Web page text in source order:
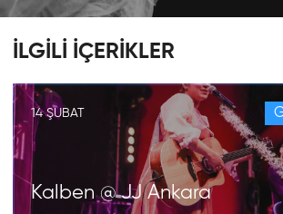
İLGİLİ İÇERİKLER
14 ŞUBAT
Kalben @ JJ Ankara